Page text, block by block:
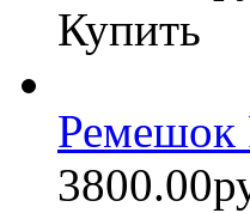
Купить
Ремешок